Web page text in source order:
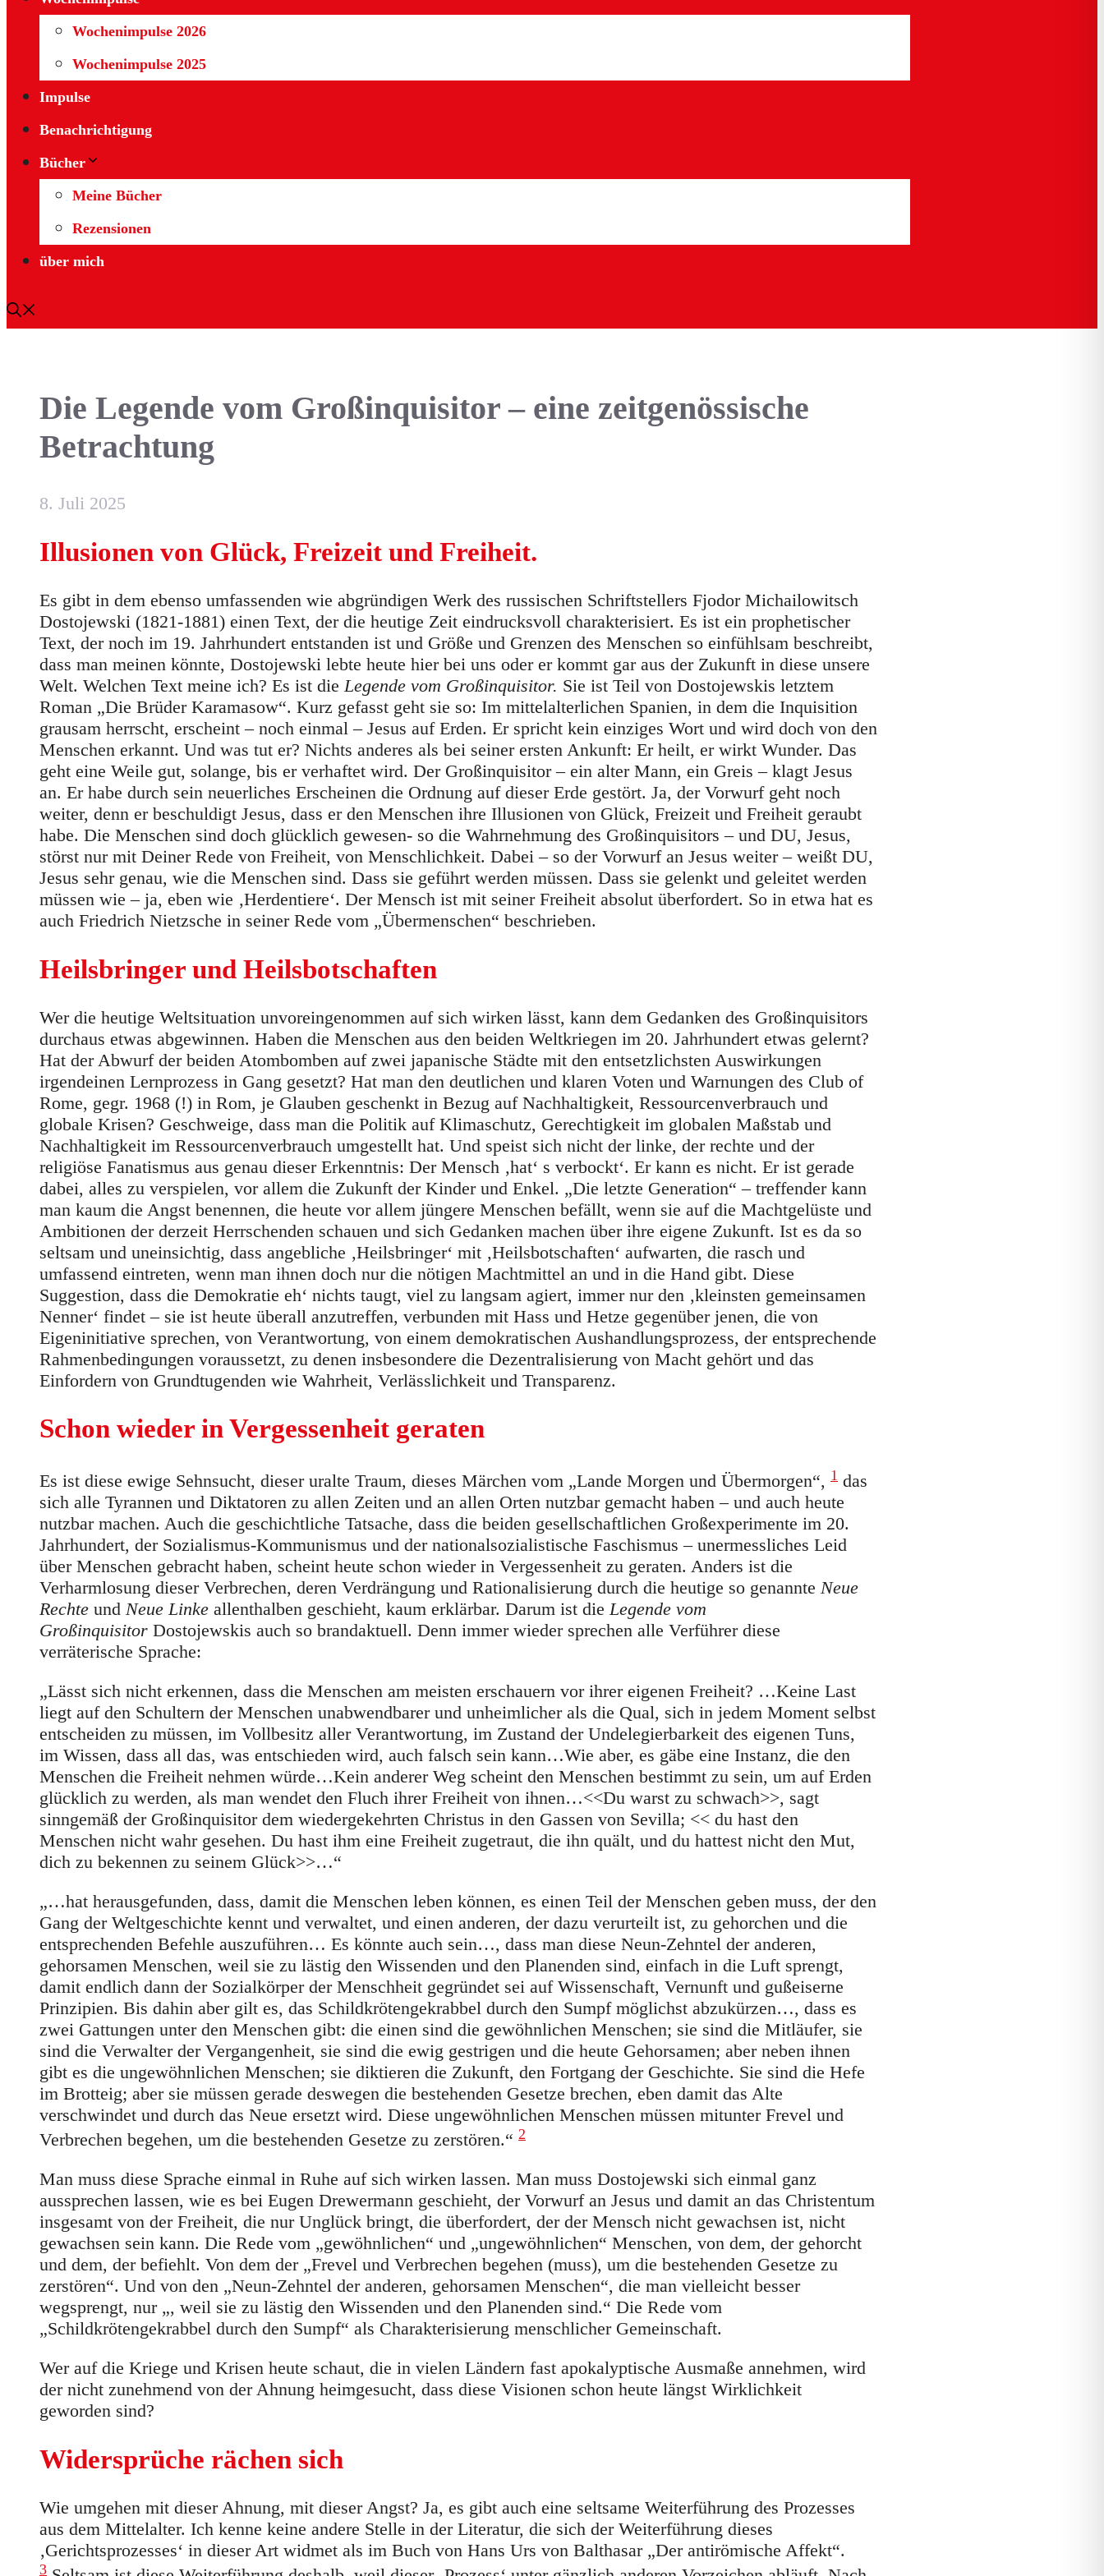
Wochenimpulse 2026
Wochenimpulse 2025
Impulse
Benachrichtigung
Bücher
Meine Bücher
Rezensionen
über mich
Die Legende vom Großinquisitor – eine zeitgenössische
Betrachtung
8. Juli 2025
Illusionen von Glück, Freizeit und Freiheit.
Es gibt in dem ebenso umfassenden wie abgründigen Werk des russischen Schriftstellers Fjodor Michailowitsch
Dostojewski (1821-1881) einen Text, der die heutige Zeit eindrucksvoll charakterisiert. Es ist ein prophetischer
Text, der noch im 19. Jahrhundert entstanden ist und Größe und Grenzen des Menschen so einfühlsam beschreibt,
dass man meinen könnte, Dostojewski lebte heute hier bei uns oder er kommt gar aus der Zukunft in diese unsere
Welt. Welchen Text meine ich? Es ist dieLegende vom Großinquisitor. Sie ist Teil von Dostojewskis letztem
Roman „Die Brüder Karamasow“. Kurz gefasst geht sie so: Im mittelalterlichen Spanien, in dem die Inquisition
grausam herrscht, erscheint – noch einmal – Jesus auf Erden. Er spricht kein einziges Wort und wird doch von den
Menschen erkannt. Und was tut er? Nichts anderes als bei seiner ersten Ankunft: Er heilt, er wirkt Wunder. Das
geht eine Weile gut, solange, bis er verhaftet wird. Der Großinquisitor – ein alter Mann, ein Greis – klagt Jesus
an. Er habe durch sein neuerliches Erscheinen die Ordnung auf dieser Erde gestört. Ja, der Vorwurf geht noch
weiter, denn er beschuldigt Jesus, dass er den Menschen ihre Illusionen von Glück, Freizeit und Freiheit geraubt
habe. Die Menschen sind doch glücklich gewesen- so die Wahrnehmung des Großinquisitors – und DU, Jesus,
störst nur mit Deiner Rede von Freiheit, von Menschlichkeit. Dabei – so der Vorwurf an Jesus weiter – weißt DU,
Jesus sehr genau, wie die Menschen sind. Dass sie geführt werden müssen. Dass sie gelenkt und geleitet werden
müssen wie – ja, eben wie ‚Herdentiere‘. Der Mensch ist mit seiner Freiheit absolut überfordert. So in etwa hat es
auch Friedrich Nietzsche in seiner Rede vom „Übermenschen“ beschrieben.
Heilsbringer und Heilsbotschaften
Wer die heutige Weltsituation unvoreingenommen auf sich wirken lässt, kann dem Gedanken des Großinquisitors
durchaus etwas abgewinnen. Haben die Menschen aus den beiden Weltkriegen im 20. Jahrhundert etwas gelernt?
Hat der Abwurf der beiden Atombomben auf zwei japanische Städte mit den entsetzlichsten Auswirkungen
irgendeinen Lernprozess in Gang gesetzt? Hat man den deutlichen und klaren Voten und Warnungen des Club of
Rome, gegr. 1968 (!) in Rom, je Glauben geschenkt in Bezug auf Nachhaltigkeit, Ressourcenverbrauch und
globale Krisen? Geschweige, dass man die Politik auf Klimaschutz, Gerechtigkeit im globalen Maßstab und
Nachhaltigkeit im Ressourcenverbrauch umgestellt hat. Und speist sich nicht der linke, der rechte und der
religiöse Fanatismus aus genau dieser Erkenntnis: Der Mensch ‚hat‘ s verbockt‘. Er kann es nicht. Er ist gerade
dabei, alles zu verspielen, vor allem die Zukunft der Kinder und Enkel. „Die letzte Generation“ – treffender kann
man kaum die Angst benennen, die heute vor allem jüngere Menschen befällt, wenn sie auf die Machtgelüste und
Ambitionen der derzeit Herrschenden schauen und sich Gedanken machen über ihre eigene Zukunft. Ist es da so
seltsam und uneinsichtig, dass angebliche ‚Heilsbringer‘ mit ‚Heilsbotschaften‘ aufwarten, die rasch und
umfassend eintreten, wenn man ihnen doch nur die nötigen Machtmittel an und in die Hand gibt. Diese
Suggestion, dass die Demokratie eh‘ nichts taugt, viel zu langsam agiert, immer nur den ‚kleinsten gemeinsamen
Nenner‘ findet – sie ist heute überall anzutreffen, verbunden mit Hass und Hetze gegenüber jenen, die von
Eigeninitiative sprechen, von Verantwortung, von einem demokratischen Aushandlungsprozess, der entsprechende
Rahmenbedingungen voraussetzt, zu denen insbesondere die Dezentralisierung von Macht gehört und das
Einfordern von Grundtugenden wie Wahrheit, Verlässlichkeit und Transparenz.
Schon wieder in Vergessenheit geraten
Es ist diese ewige Sehnsucht, dieser uralte Traum, dieses Märchen vom „Lande Morgen und Übermorgen“, 1 das
sich alle Tyrannen und Diktatoren zu allen Zeiten und an allen Orten nutzbar gemacht haben – und auch heute
nutzbar machen. Auch die geschichtliche Tatsache, dass die beiden gesellschaftlichen Großexperimente im 20.
Jahrhundert, der Sozialismus-Kommunismus und der nationalsozialistische Faschismus – unermessliches Leid
über Menschen gebracht haben, scheint heute schon wieder in Vergessenheit zu geraten. Anders ist die
Verharmlosung dieser Verbrechen, deren Verdrängung und Rationalisierung durch die heutige so genannte Neue
Rechte und Neue Linke allenthalben geschieht, kaum erklärbar. Darum ist die Legende vom
Großinquisitor Dostojewskis auch so brandaktuell. Denn immer wieder sprechen alle Verführer diese
verräterische Sprache:
„Lässt sich nicht erkennen, dass die Menschen am meisten erschauern vor ihrer eigenen Freiheit? …Keine Last
liegt auf den Schultern der Menschen unabwendbarer und unheimlicher als die Qual, sich in jedem Moment selbst
entscheiden zu müssen, im Vollbesitz aller Verantwortung, im Zustand der Undelegierbarkeit des eigenen Tuns,
im Wissen, dass all das, was entschieden wird, auch falsch sein kann…Wie aber, es gäbe eine Instanz, die den
Menschen die Freiheit nehmen würde…Kein anderer Weg scheint den Menschen bestimmt zu sein, um auf Erden
glücklich zu werden, als man wendet den Fluch ihrer Freiheit von ihnen…<<Du warst zu schwach>>, sagt
sinngemäß der Großinquisitor dem wiedergekehrten Christus in den Gassen von Sevilla; << du hast den
Menschen nicht wahr gesehen. Du hast ihm eine Freiheit zugetraut, die ihn quält, und du hattest nicht den Mut,
dich zu bekennen zu seinem Glück>>…“
„…hat herausgefunden, dass, damit die Menschen leben können, es einen Teil der Menschen geben muss, der den
Gang der Weltgeschichte kennt und verwaltet, und einen anderen, der dazu verurteilt ist, zu gehorchen und die
entsprechenden Befehle auszuführen… Es könnte auch sein…, dass man diese Neun-Zehntel der anderen,
gehorsamen Menschen, weil sie zu lästig den Wissenden und den Planenden sind, einfach in die Luft sprengt,
damit endlich dann der Sozialkörper der Menschheit gegründet sei auf Wissenschaft, Vernunft und gußeiserne
Prinzipien. Bis dahin aber gilt es, das Schildkrötengekrabbel durch den Sumpf möglichst abzukürzen…, dass es
zwei Gattungen unter den Menschen gibt: die einen sind die gewöhnlichen Menschen; sie sind die Mitläufer, sie
sind die Verwalter der Vergangenheit, sie sind die ewig gestrigen und die heute Gehorsamen; aber neben ihnen
gibt es die ungewöhnlichen Menschen; sie diktieren die Zukunft, den Fortgang der Geschichte. Sie sind die Hefe
im Brotteig; aber sie müssen gerade deswegen die bestehenden Gesetze brechen, eben damit das Alte
verschwindet und durch das Neue ersetzt wird. Diese ungewöhnlichen Menschen müssen mitunter Frevel und
Verbrechen begehen, um die bestehenden Gesetze zu zerstören.“ 2
Man muss diese Sprache einmal in Ruhe auf sich wirken lassen. Man muss Dostojewski sich einmal ganz
aussprechen lassen, wie es bei Eugen Drewermann geschieht, der Vorwurf an Jesus und damit an das Christentum
insgesamt von der Freiheit, die nur Unglück bringt, die überfordert, der der Mensch nicht gewachsen ist, nicht
gewachsen sein kann. Die Rede vom „gewöhnlichen“ und „ungewöhnlichen“ Menschen, von dem, der gehorcht
und dem, der befiehlt. Von dem der „Frevel und Verbrechen begehen (muss), um die bestehenden Gesetze zu
zerstören“. Und von den „Neun-Zehntel der anderen, gehorsamen Menschen“, die man vielleicht besser
wegsprengt, nur „, weil sie zu lästig den Wissenden und den Planenden sind.“ Die Rede vom
„Schildkrötengekrabbel durch den Sumpf“ als Charakterisierung menschlicher Gemeinschaft.
Wer auf die Kriege und Krisen heute schaut, die in vielen Ländern fast apokalyptische Ausmaße annehmen, wird
der nicht zunehmend von der Ahnung heimgesucht, dass diese Visionen schon heute längst Wirklichkeit
geworden sind?
Widersprüche rächen sich
Wie umgehen mit dieser Ahnung, mit dieser Angst? Ja, es gibt auch eine seltsame Weiterführung des Prozesses
aus dem Mittelalter. Ich kenne keine andere Stelle in der Literatur, die sich der Weiterführung dieses
‚Gerichtsprozesses‘ in dieser Art widmet als im Buch von Hans Urs von Balthasar „Der antirömische Affekt“.
3